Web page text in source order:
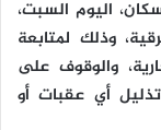
اليوم السبت،
وذلك لمتابعة
والوقوف على
أي عقبات أو